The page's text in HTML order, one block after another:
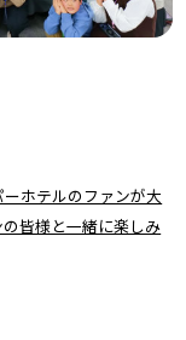
ホテルのファンが大
皆様と一緒に楽しみ